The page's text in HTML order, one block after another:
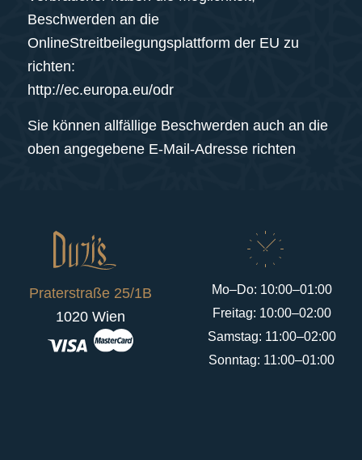
Beschwerden an die
OnlineStreitbeilegungsplattform der EU zu
richten:
http://ec.europa.eu/odr
Sie können allfällige Beschwerden auch an die
oben angegebene E-Mail-Adresse richten
Praterstraße 25/1B
1020 Wien
Mo–Do: 10:00–01:00
Freitag: 10:00–02:00
Samstag: 11:00–02:00
Sonntag: 11:00–01:00